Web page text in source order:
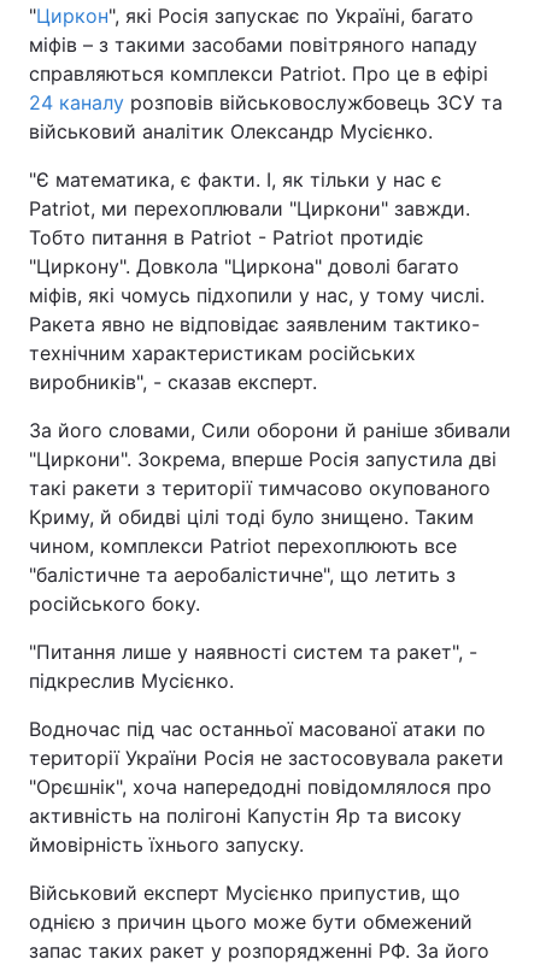
"Циркон", які Росія запускає по Україні, багато
міфів – з такими засобами повітряного нападу
справляються комплекси Patriot. Про це в ефірі
24 каналу розповів військовослужбовець ЗСУ та
військовий аналітик Олександр Мусієнко.
"Є математика, є факти. І, як тільки у нас є
Patriot, ми перехоплювали "Циркони" завжди.
Тобто питання в Patriot - Patriot протидіє
"Циркону". Довкола "Циркона" доволі багато
міфів, які чомусь підхопили у нас, у тому числі.
Ракета явно не відповідає заявленим тактико-
технічним характеристикам російських
виробників", - сказав експерт.
За його словами, Сили оборони й раніше збивали
"Циркони". Зокрема, вперше Росія запустила дві
такі ракети з території тимчасово окупованого
Криму, й обидві цілі тоді було знищено. Таким
чином, комплекси Patriot перехоплюють все
"балістичне та аеробалістичне", що летить з
російського боку.
"Питання лише у наявності систем та ракет", -
підкреслив Мусієнко.
Водночас під час останньої масованої атаки по
території України Росія не застосовувала ракети
"Орєшнік", хоча напередодні повідомлялося про
активність на полігоні Капустін Яр та високу
ймовірність їхнього запуску.
Військовий експерт Мусієнко припустив, що
однією з причин цього може бути обмежений
запас таких ракет у розпорядженні РФ. За його